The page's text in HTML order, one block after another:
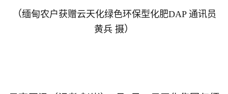
（缅甸农户获赠云天化绿色环保型化肥DAP 通讯员
黄兵 摄）